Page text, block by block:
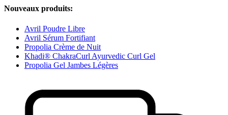
Nouveaux produits:
Avril Poudre Libre
Avril Sérum Fortifiant
Propolia Crème de Nuit
Khadi® ChakraCurl Ayurvedic Curl Gel
Propolia Gel Jambes Légères